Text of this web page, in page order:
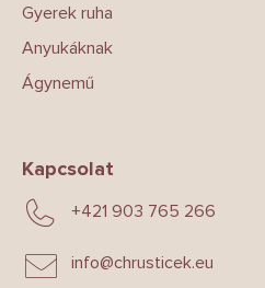
Gyerek ruha
Anyukáknak
Ágynemű
Kapcsolat
info@chrusticek.eu
+421 903 765 266